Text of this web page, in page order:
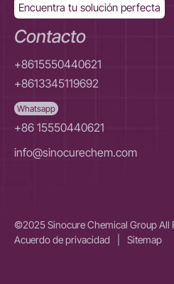
Encuentra tu solución perfecta
Contacto
+8615550440621
+8613345119692
Whatsapp
+86 15550440621
info@sinocurechem.com
©2025 Sinocure Chemical Group All
Acuerdo de privacidad
Sitemap